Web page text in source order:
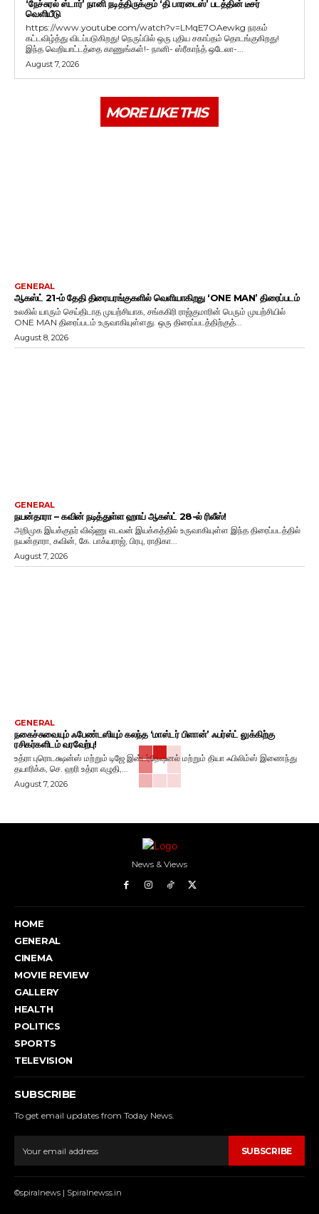
‘நேச்சுரல் ஸ்டார்’ நானி நடித்திருக்கும் ‘தி பாரடைஸ்’ படத்தின் டீசர்
வெளியீடு
https://www.youtube.com/watch?v=LMqE7OAewkg நரகம்
கட்டவிழ்த்து விடப்படுகிறது! நெருப்பில் ஒரு புதிய சகாப்தம் தொடங்குகிறது!
இந்த வெறியாட்டத்தை காணுங்கள்!- நானி- ஸ்ரீகாந்த் ஒடேலா-...
August 7, 2026
MORE LIKE THIS
GENERAL
ஆகஸ்ட் 21-ம் தேதி திரையரங்குகளில் வெளியாகிறது ‘ONE MAN’ திரைப்படம்
உலகில் யாரும் செய்திடாத முயற்சியாக, சங்ககிரி ராஜ்குமாரின் பெரும் முயற்சியில்
ONE MAN திரைப்படம் உருவாகியுள்ளது. ஒரு திரைப்படத்திற்குத்...
August 8, 2026
GENERAL
நயன்தாரா – கவின் நடித்துள்ள ஹாய் ஆகஸ்ட் 28-ல் ரிலீஸ்!
அறிமுக இயக்குநர் விஷ்ணு எடவன் இயக்கத்தில் உருவாகியுள்ள இந்த திரைப்படத்தில்
நயன்தாரா, கவின், கே. பாக்யராஜ், பிரபு, ராதிகா...
August 7, 2026
GENERAL
நகைச்சுவையும் ஃபேண்டஸியும் கலந்த ‘மாஸ்டர் பிளான்’ ஃபர்ஸ்ட் லுக்கிற்கு
ரசிகர்களிடம் வரவேற்பு!
உத்ரா புரொடக்ஷன்ஸ் மற்றும் டிஜே இன்டர்நேஷனல் மற்றும் தியா ஃபிலிம்ஸ் இணைந்து
தயாரிக்க, செ. ஹரி உத்ரா எழுதி,...
August 7, 2026
News & Views
HOME
GENERAL
CINEMA
MOVIE REVIEW
GALLERY
HEALTH
POLITICS
SPORTS
TELEVISION
SUBSCRIBE
To get email updates from Today News.
SUBSCRIBE
©spiralnews | Spiralnewss.in